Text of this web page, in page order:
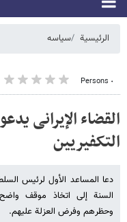
الرئيسية سیاسه
٠ Persons
القضاء الإیرانی
التکفیریین
دعا المساعد الأول لرئیس
السنة إلى اتخاذ موقف واضح
وحظرهم وفرض العزلة علیهم.